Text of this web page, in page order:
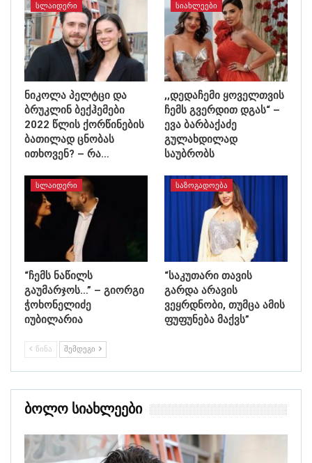
ᲡᲚᲐᲘᲓᲔᲠᲘ
ნიკოლა პელტცი და
ბრუკლინ ბექჰემები
2022 წლის ქორწინების
ბათილად ცნობას
ითხოვენ? – რა…
ᲡᲘᲐᲮᲚᲔᲔᲑᲘ
,,დედაჩემი ყოველთვის
ჩემს გვერდით დგას“ –
ევა ბარბაქაძე
გულახდილად
საუბრობს
ᲡᲚᲐᲘᲓᲔᲠᲘ
“ჩემს ნაწილს
გაუმარჯოს…” – გიორგი
ჭოხონელიძე
იუბილარია
ᲡᲐᲖᲝᲒᲐᲓᲝᲔᲑᲐ
“საკუთარი თავის
გარდა არავის
ვეყრდნობი, თუმცა ამის
ფუფუნება მაქვს”
ᲬᲘᲜᲐ ᲨᲔᲛᲓᲔᲒᲘ
Ბოლო Სიახლეები